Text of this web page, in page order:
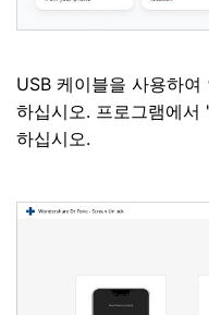
USB 케이블을 사용하
하십시오. 프로그램에
하십시오.